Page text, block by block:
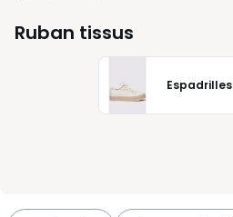
vus
Ruban tissus
Espadrilles